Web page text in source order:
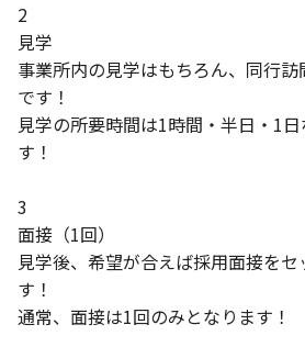
2
見学
事業所内の見学はもちろん、同行
です！
見学の所要時間は1時間・半日・1
す！
3
面接（1回）
見学後、希望が合えば採用面接を
す！
通常、面接は1回のみとなります！